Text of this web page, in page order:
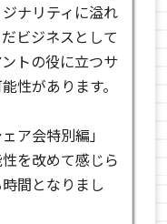
ナリティに溢れ
ビジネスとして
トの役に立つサ
性があります。
ア会特別編」
を改めて感じら
間となりまし